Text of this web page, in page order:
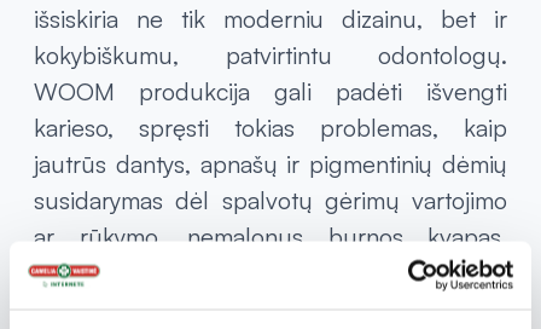
išsiskiria ne tik moderniu dizainu, bet ir
kokybiškumu, patvirtintu odontologų.
WOOM produkcija gali padėti išvengti
karieso, spręsti tokias problemas, kaip
jautrūs dantys, apnašų ir pigmentinių dėmių
susidarymas dėl spalvotų gėrimų vartojimo
ar rūkymo, nemalonus burnos kvapas.
WOOM gaminiai pasižymi maloniu skoniu bei